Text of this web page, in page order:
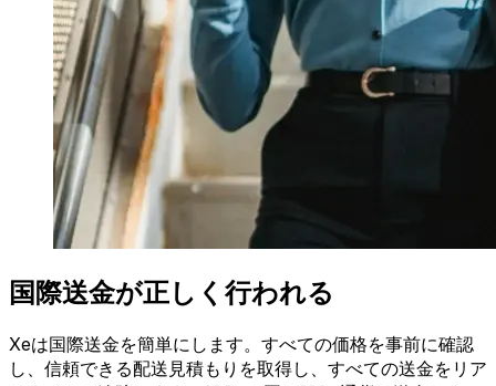
国際送金が正しく行われる
Xeは国際送金を簡単にします。すべての価格を事前に確認
し、信頼できる配送見積もりを取得し、すべての送金をリア